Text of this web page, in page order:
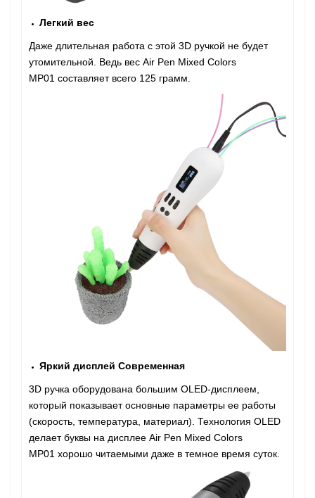
Легкий вес
Даже длительная работа с этой 3D ручкой не будет
утомительной. Ведь вес Air Pen Mixed Colors
MP01 составляет всего 125 грамм.
Яркий дисплей Современная
3D ручка оборудована большим OLED-дисплеем,
который показывает основные параметры ее работы
(скорость, температура, материал). Технология OLED
делает буквы на дисплее Air Pen Mixed Colors
MP01 хорошо читаемыми даже в темное время суток.